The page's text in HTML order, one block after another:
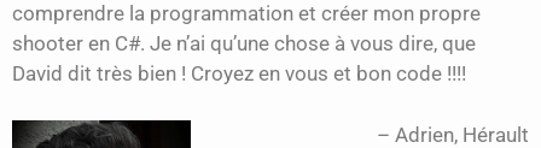
comprendre la programmation et créer mon propre
shooter en C#. Je n’ai qu’une chose à vous dire, que
David dit très bien ! Croyez en vous et bon code !!!!
Adrien Hérault